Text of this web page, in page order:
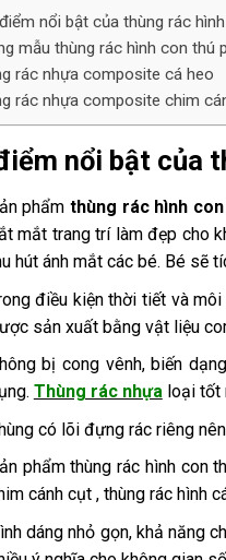
nổi bật của thùng rác
mẫu thùng rác hình con thú
rác nhựa composite cá heo
rác nhựa composite chim
nổi bật của
phẩmthùng rác hình
mắt trang trí làm đẹp cho
hút ánh mắt các bé. Bé sẽ
điều kiện thời tiết và
sản xuất bằng vật liệu
bị cong vênh, biến
Thùng rác nhựaloại tốt
có lõi đựng rác riêng
phẩm thùng rác hình con
cánh cụt , thùng rác hình
dáng nhỏ gọn, khả năng